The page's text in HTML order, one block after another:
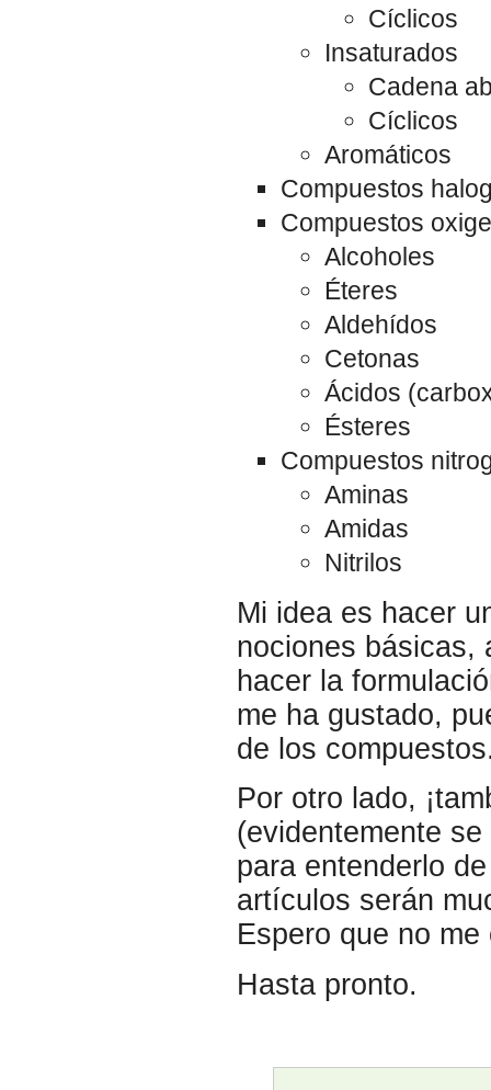
Cíclicos
Insaturados
Cadena
Cíclicos
Aromáticos
Compuestos
Compuestos
Alcoholes
Éteres
Aldehídos
Cetonas
Ácidos
Ésteres
Compuestos
Aminas
Amidas
Nitrilos
Mi idea es hacer
nociones básicas,
hacer la
me ha gustado,
de los
Por otro lado,
(evidentemente
para entenderlo
artículos serán
Espero que no
Hasta pronto.